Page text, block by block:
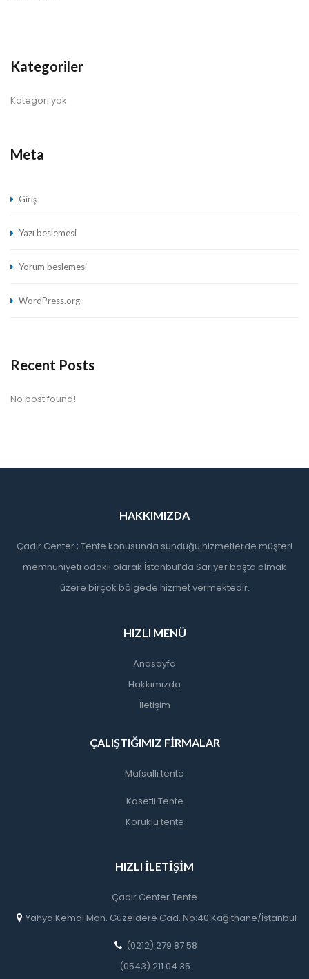
Kategoriler
Kategori yok
Meta
Giriş
Yazı beslemesi
Yorum beslemesi
WordPress.org
Recent Posts
No post found!
HAKKIMIZDA
Çadır Center ; Tente konusunda sunduğu hizmetlerde müşteri
memnuniyeti odaklı olarak İstanbul’da Sarıyer başta olmak
üzere birçok bölgede hizmet vermektedir.
HIZLI MENÜ
Anasayfa
Hakkımızda
İletişim
ÇALIŞTIĞIMIZ FIRMALAR
Mafsallı tente
Kasetli Tente
Körüklü tente
HIZLI İLETIŞIM
Çadır Center Tente
Yahya Kemal Mah. Güzeldere Cad. No:40 Kağıthane/İstanbul
(0212) 279 87 58
(0543) 211 04 35